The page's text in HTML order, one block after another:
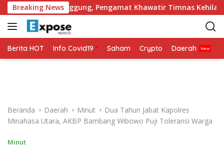
a
g
u
Breaking News
Tulang Punggung, Pengamat Khawatir Timnas
Berita HOT Info Covid19 Saham Crypto Daerah
Beranda Daerah Minut
Dua Tahun Jabat Kapolres
Minahasa Utara, AKBP Bambang Wibowo Puji Toleransi Warga
Minut